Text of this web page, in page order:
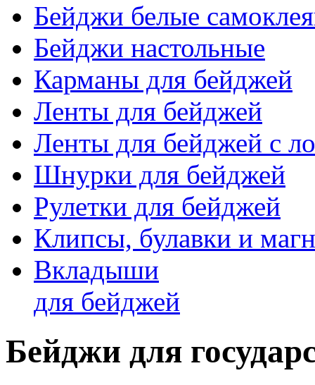
Бейджи белые
Бейджи настольные
Карманы для бейджей
Ленты для бейджей
Ленты для бейджей с
Шнурки для бейджей
Рулетки для бейджей
Клипсы, булавки и
Вкладыши
для бейджей
Бейджи для